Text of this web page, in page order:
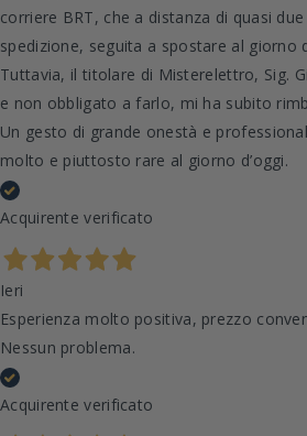
corriere BRT, che a distanza di quasi
spedizione, seguita a spostare al giorno
Tuttavia, il titolare di Misterelettro, Sig.
e non obbligato a farlo, mi ha subito
Un gesto di grande onestà e
molto e piuttosto rare al giorno d’oggi.
Acquirente verificato
Ieri
Esperienza molto positiva, prezzo
Nessun problema.
Acquirente verificato